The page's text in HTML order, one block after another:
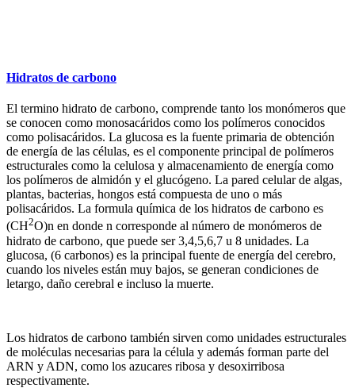
Hidratos de carbono
El termino hidrato de carbono, comprende tanto los monómeros que
se conocen como monosacáridos como los polímeros conocidos
como polisacáridos. La glucosa es la fuente primaria de obtención
de energía de las células, es el componente principal de polímeros
estructurales como la celulosa y almacenamiento de energía como
los polímeros de almidón y el glucógeno. La pared celular de algas,
plantas, bacterias, hongos está compuesta de uno o más
polisacáridos. La formula química de los hidratos de carbono es
(CH2O)n en donde n corresponde al número de monómeros de
hidrato de carbono, que puede ser 3,4,5,6,7 u 8 unidades. La
glucosa, (6 carbonos) es la principal fuente de energía del cerebro,
cuando los niveles están muy bajos, se generan condiciones de
letargo, daño cerebral e incluso la muerte.
Los hidratos de carbono también sirven como unidades estructurales
de moléculas necesarias para la célula y además forman parte del
ARN y ADN, como los azucares ribosa y desoxirribosa
respectivamente.